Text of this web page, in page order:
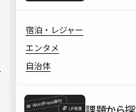
宿泊・レジャー
エンタメ
自治体